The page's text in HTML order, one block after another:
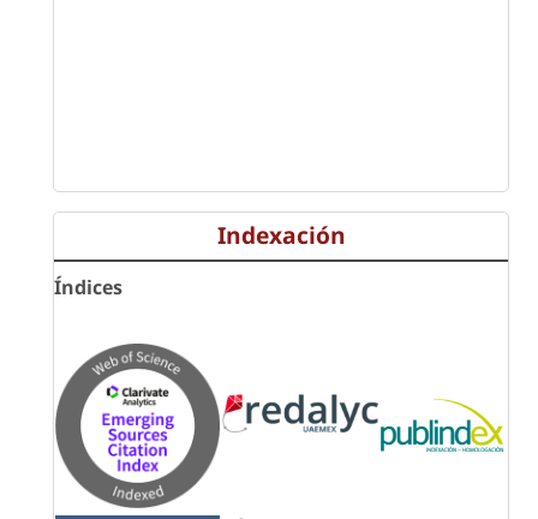
Indexación
Índices